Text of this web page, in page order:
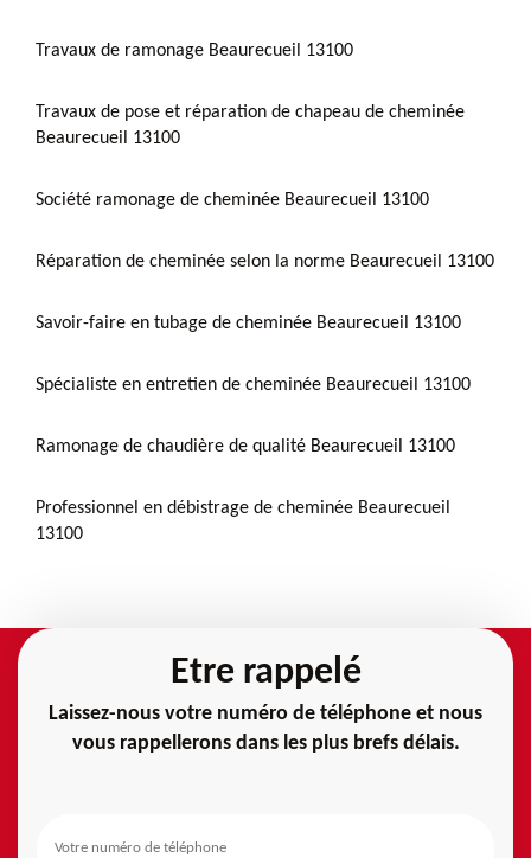
Travaux de ramonage Beaurecueil 13100
Travaux de pose et réparation de chapeau de cheminée
Beaurecueil 13100
Société ramonage de cheminée Beaurecueil 13100
Réparation de cheminée selon la norme Beaurecueil 13100
Savoir-faire en tubage de cheminée Beaurecueil 13100
Spécialiste en entretien de cheminée Beaurecueil 13100
Ramonage de chaudière de qualité Beaurecueil 13100
Professionnel en débistrage de cheminée Beaurecueil
13100
Etre rappelé
Laissez-nous votre numéro de téléphone et nous
vous rappellerons dans les plus brefs délais.